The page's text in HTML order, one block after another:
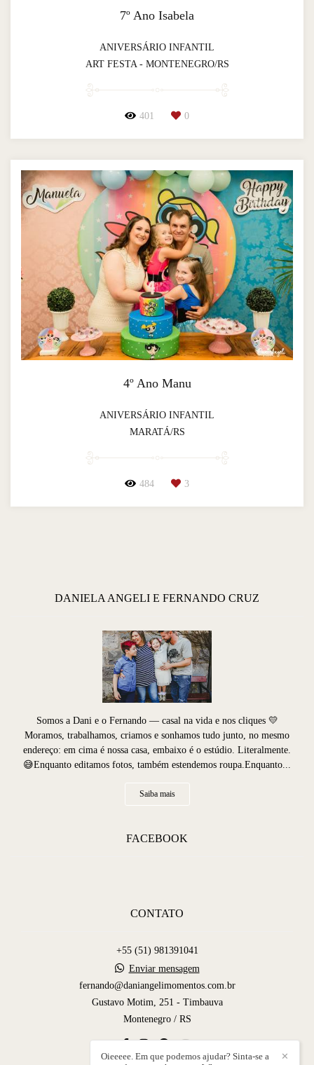
7º Ano Isabela
ANIVERSÁRIO INFANTIL
ART FESTA - MONTENEGRO/RS
401 0
4º Ano Manu
ANIVERSÁRIO INFANTIL
MARATÁ/RS
484 3
DANIELA ANGELI E FERNANDO CRUZ
Somos a Dani e o Fernando — casal na vida e nos cliques 💛
Moramos, trabalhamos, criamos e sonhamos tudo junto, no mesmo
endereço: em cima é nossa casa, embaixo é o estúdio. Literalmente.
😅Enquanto editamos fotos, também estendemos roupa.Enquanto...
Saiba mais
FACEBOOK
CONTATO
+55 (51) 981391041
Enviar mensagem
fernando@daniangelimomentos.com.br
Gustavo Motim, 251 - Timbauva
Montenegro / RS
✕
Oieeeee. Em que podemos ajudar? Sinta-se a